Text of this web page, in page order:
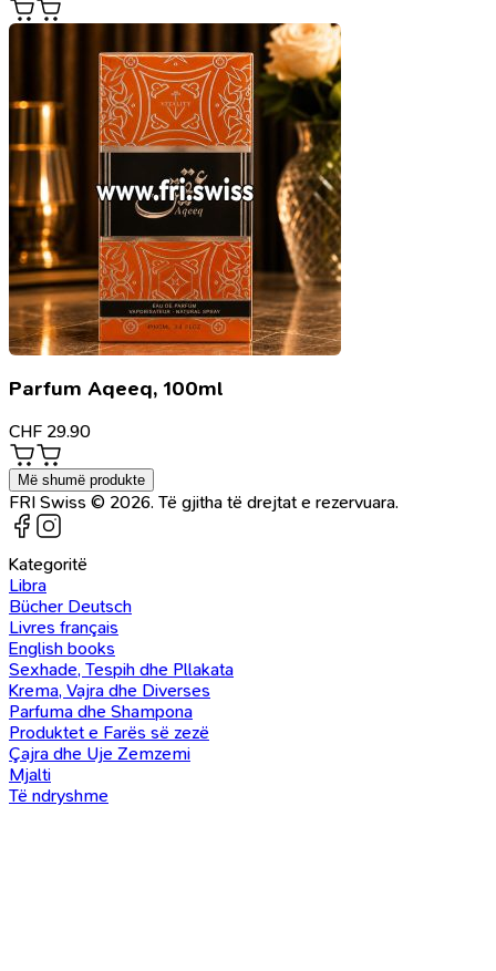
Parfum Aqeeq, 100ml
CHF 29.90
Më shumë produkte
FRI Swiss © 2026. Të gjitha të drejtat e rezervuara.
Kategoritë
Libra
Bücher Deutsch
Livres français
English books
Sexhade, Tespih dhe Pllakata
Krema, Vajra dhe Diverses
Parfuma dhe Shampona
Produktet e Farës së zezë
Çajra dhe Uje Zemzemi
Mjalti
Të ndryshme